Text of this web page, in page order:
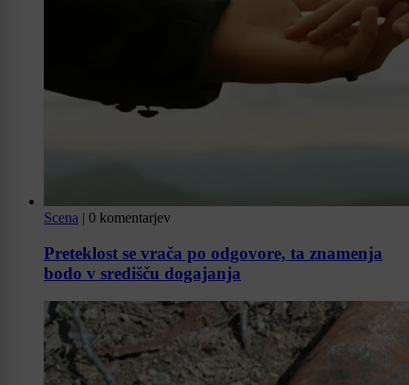
Scena | 0 komentarjev
Preteklost se vrača po odgovore, ta znamenja
bodo v središču dogajanja